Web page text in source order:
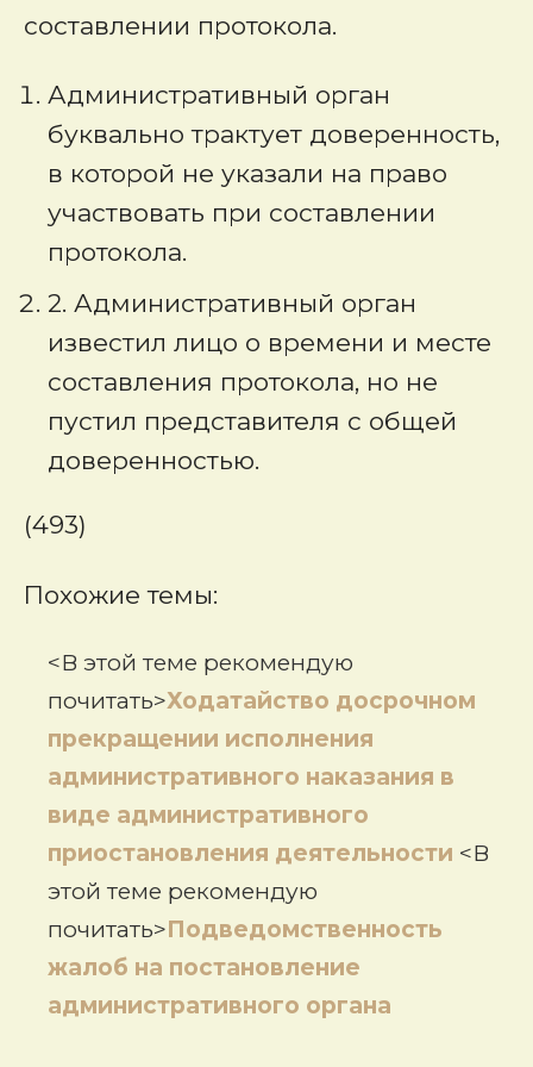
составлении протокола.
Административный орган
буквально трактует доверенность,
в которой не указали на право
участвовать при составлении
протокола.
2. Административный орган
известил лицо о времени и месте
составления протокола, но не
пустил представителя с общей
доверенностью.
(493)
Похожие темы:
<В этой теме рекомендую
почитать>Ходатайство досрочном
прекращении исполнения
административного наказания в
виде административного
приостановления деятельности <В
этой теме рекомендую
почитать>Подведомственность
жалоб на постановление
административного органа